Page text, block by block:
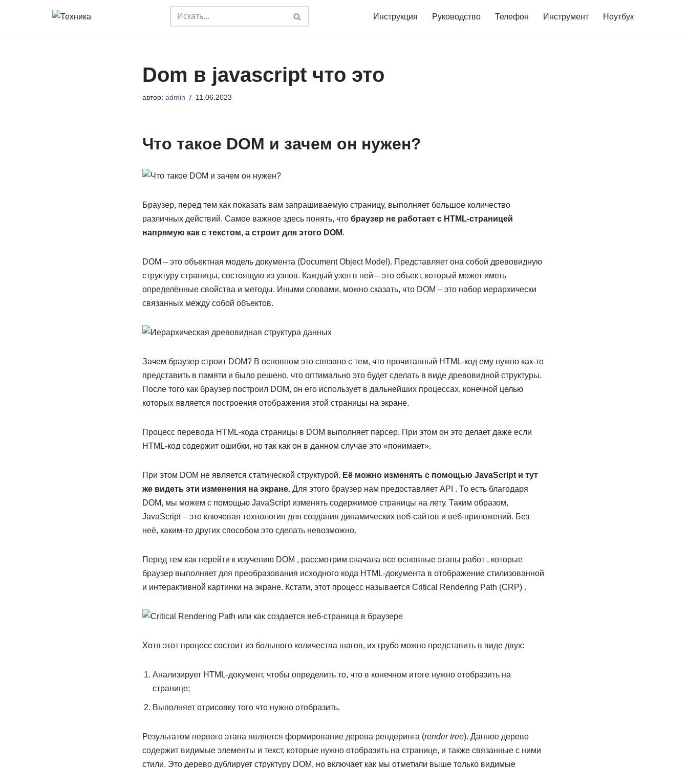
Инструкция Руководство Телефон Инструмент Ноутбук
Dom в javascript что это
автор: admin 11.06.2023
Что такое DOM и зачем он нужен?
Браузер, перед тем как показать вам запрашиваемую страницу, выполняет большое количество
различных действий. Самое важное здесь понять, что браузер не работает с HTML-страницей
напрямую как с текстом, а строит для этого DOM.
DOM – это объектная модель документа (Document Object Model). Представляет она собой древовидную
структуру страницы, состоящую из узлов. Каждый узел в ней – это объект, который может иметь
определённые свойства и методы. Иными словами, можно сказать, что DOM – это набор иерархически
связанных между собой объектов.
Зачем браузер строит DOM? В основном это связано с тем, что прочитанный HTML-код ему нужно как-то
представить в памяти и было решено, что оптимально это будет сделать в виде древовидной структуры.
После того как браузер построил DOM, он его использует в дальнейших процессах, конечной целью
которых является построения отображения этой страницы на экране.
Процесс перевода HTML-кода страницы в DOM выполняет парсер. При этом он это делает даже если
HTML-код содержит ошибки, но так как он в данном случае это «понимает».
При этом DOM не является статической структурой. Её можно изменять с помощью JavaScript и тут
же видеть эти изменения на экране.Для этого браузер нам предоставляет API . То есть благодаря
DOM, мы можем с помощью JavaScript изменять содержимое страницы на лету. Таким образом,
JavaScript – это ключевая технология для создания динамических веб-сайтов и веб-приложений. Без
неё, каким-то других способом это сделать невозможно.
Перед тем как перейти к изучению DOM , рассмотрим сначала все основные этапы работ , которые
браузер выполняет для преобразования исходного кода HTML-документа в отображение стилизованной
и интерактивной картинки на экране. Кстати, этот процесс называется Critical Rendering Path (CRP) .
Хотя этот процесс состоит из большого количества шагов, их грубо можно представить в виде двух:
Анализирует HTML-документ, чтобы определить то, что в конечном итоге нужно отобразить на
странице;
Выполняет отрисовку того что нужно отобразить.
Результатом первого этапа является формирование дерева рендеринга (render tree). Данное дерево
содержит видимые элементы и текст, которые нужно отобразить на странице, и также связанные с ними
стили. Это дерево дублирует структуру DOM, но включает как мы отметили выше только видимые